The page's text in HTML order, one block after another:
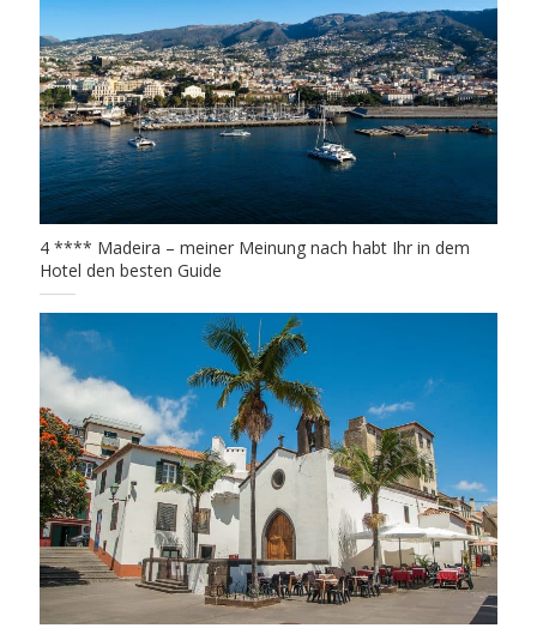
4 **** Madeira – meiner Meinung nach habt Ihr in dem
Hotel den besten Guide